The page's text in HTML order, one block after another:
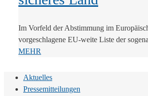
Im Vorfeld der Abstimmung im
vorgeschlagene EU-weite Liste der
MEHR
Aktuelles
Pressemitteilungen